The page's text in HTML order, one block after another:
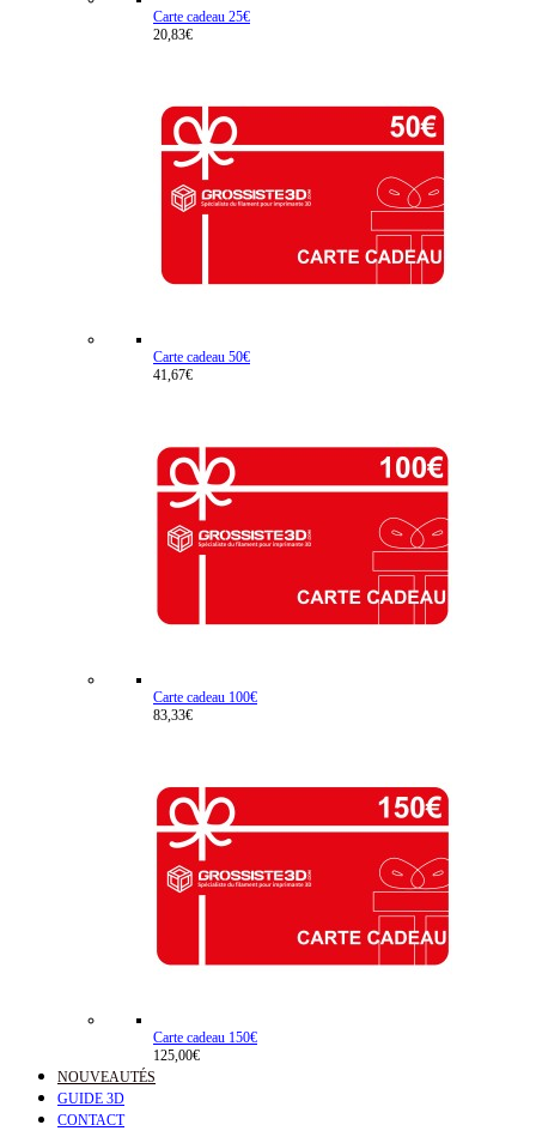
Carte cadeau 25€
20,83€
Carte cadeau 50€
41,67€
Carte cadeau 100€
83,33€
Carte cadeau 150€
125,00€
NOUVEAUTÉS
GUIDE 3D
CONTACT